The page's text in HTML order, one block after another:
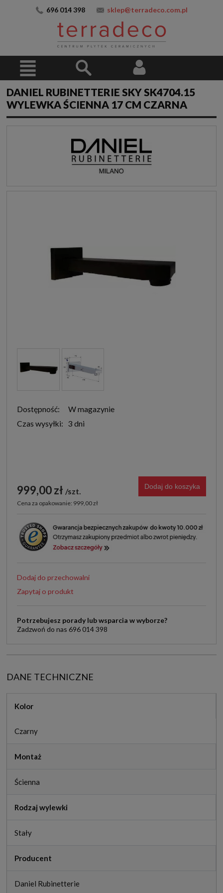
696 014 398 sklep@terradeco.com.pl
DANIEL RUBINETTERIE SKY SK4704.15
WYLEWKA ŚCIENNA 17 CM CZARNA
Dostępność:
W magazynie
Czas wysyłki: 3 dni
999,00 zł szt.
Cena za opakowanie: 999,00 zł
Dodaj do koszyka
Dodaj do przechowalni
Zapytaj o produkt
Potrzebujesz porady lub wsparcia w wyborze?
Zadzwoń do nas 696 014 398
DANE TECHNICZNE
Kolor
Czarny
Montaż
Ścienna
Rodzaj wylewki
Stały
Producent
Daniel Rubinetterie